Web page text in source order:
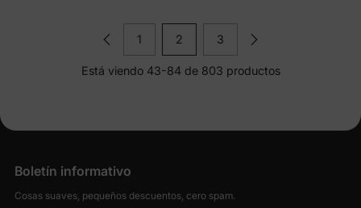
1 2 3
Está viendo 43-84 de 803 productos
Boletín informativo
Cosas suaves, pequeños descuentos, cero spam.